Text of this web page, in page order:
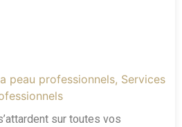
peau professionnels, Services
sur toutes vos